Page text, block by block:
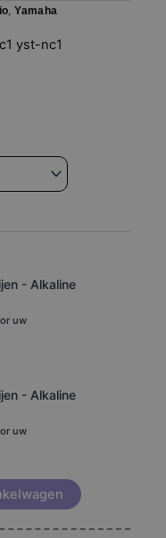
,Yamaha
yst-nc1
- Alkaline
uw
- Alkaline
uw